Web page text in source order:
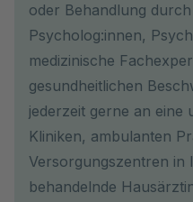
oder Behandlung
Psycholog:innen,
medizinische
gesundheitlichen
jederzeit gerne an eine
Kliniken, ambulanten
Versorgungszentren
behandelnde